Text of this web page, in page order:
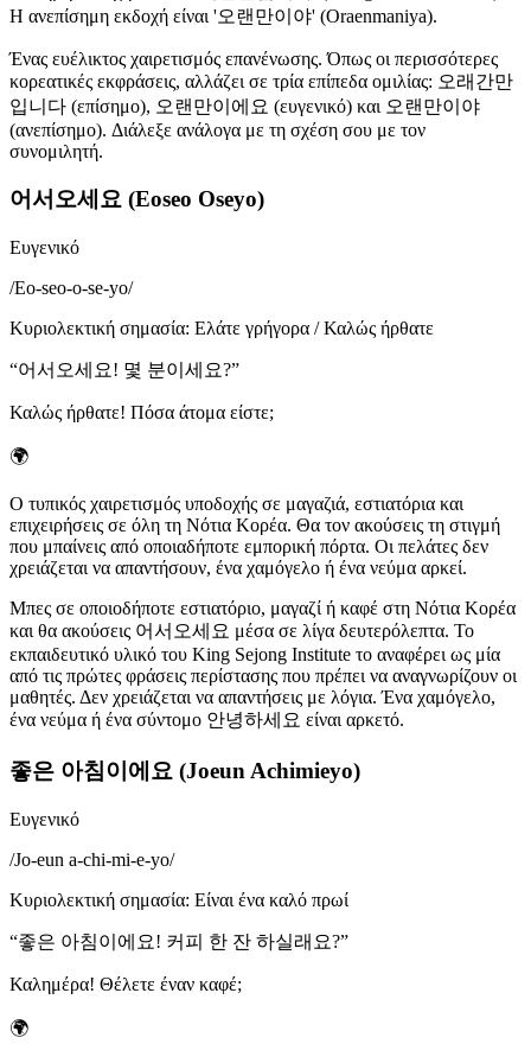
Η ανεπίσημη εκδοχή είναι '오랜만이야' (Oraenmaniya).
Ένας ευέλικτος χαιρετισμός επανένωσης. Όπως οι περισσότερες
κορεατικές εκφράσεις, αλλάζει σε τρία επίπεδα ομιλίας: 오래간만
입니다 (επίσημο), 오랜만이에요 (ευγενικό) και 오랜만이야
(ανεπίσημο). Διάλεξε ανάλογα με τη σχέση σου με τον
συνομιλητή.
어서오세요 (Eoseo Oseyo)
Ευγενικό
/Eo-seo-o-se-yo/
Κυριολεκτική σημασία: Ελάτε γρήγορα / Καλώς ήρθατε
“어서오세요! 몇 분이세요?”
Καλώς ήρθατε! Πόσα άτομα είστε;
🌍
Ο τυπικός χαιρετισμός υποδοχής σε μαγαζιά, εστιατόρια και
επιχειρήσεις σε όλη τη Νότια Κορέα. Θα τον ακούσεις τη στιγμή
που μπαίνεις από οποιαδήποτε εμπορική πόρτα. Οι πελάτες δεν
χρειάζεται να απαντήσουν, ένα χαμόγελο ή ένα νεύμα αρκεί.
Μπες σε οποιοδήποτε εστιατόριο, μαγαζί ή καφέ στη Νότια Κορέα
και θα ακούσεις 어서오세요 μέσα σε λίγα δευτερόλεπτα. Το
εκπαιδευτικό υλικό του King Sejong Institute το αναφέρει ως μία
από τις πρώτες φράσεις περίστασης που πρέπει να αναγνωρίζουν οι
μαθητές. Δεν χρειάζεται να απαντήσεις με λόγια. Ένα χαμόγελο,
ένα νεύμα ή ένα σύντομο 안녕하세요 είναι αρκετό.
좋은 아침이에요 (Joeun Achimieyo)
Ευγενικό
/Jo-eun a-chi-mi-e-yo/
Κυριολεκτική σημασία: Είναι ένα καλό πρωί
“좋은 아침이에요! 커피 한 잔 하실래요?”
Καλημέρα! Θέλετε έναν καφέ;
🌍